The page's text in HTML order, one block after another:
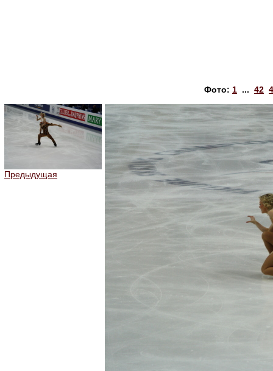
Фото: 1 ... 42
Предыдущая